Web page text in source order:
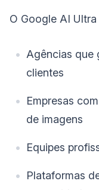
O Google AI Ultra
Agências que
clientes
Empresas
de imagens
Equipes
Plataformas